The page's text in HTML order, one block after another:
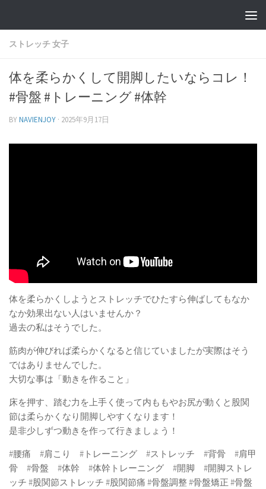
ストレッチ 女子
体を柔らかくして開脚したいならコレ！
#骨盤 #トレーニング #体幹
BYNAVIENJOY · 2025年9月17日
体を柔らかくしようとストレッチでひたすら伸ばしてもなか
なか効果出ない人はいませんか？
過去の私はそうでした。
筋肉が伸びれば柔らかくなると信じていましたが実際はそう
ではありませんでした。
大切な事は「動きを作ること」
床を押す、踏む力を上手く使って内ももやお尻が動くと股関
節は柔らかくなり開脚しやすくなります！
是非少しずつ動きを作って行きましょう！
#腰痛 #肩こり #トレーニング #ストレッチ #背骨 #肩甲
骨 #骨盤 #体幹 #体幹トレーニング #開脚 #開脚ストレ
ッチ #股関節ストレッチ #股関節痛 #骨盤調整 #骨盤矯正 #骨盤